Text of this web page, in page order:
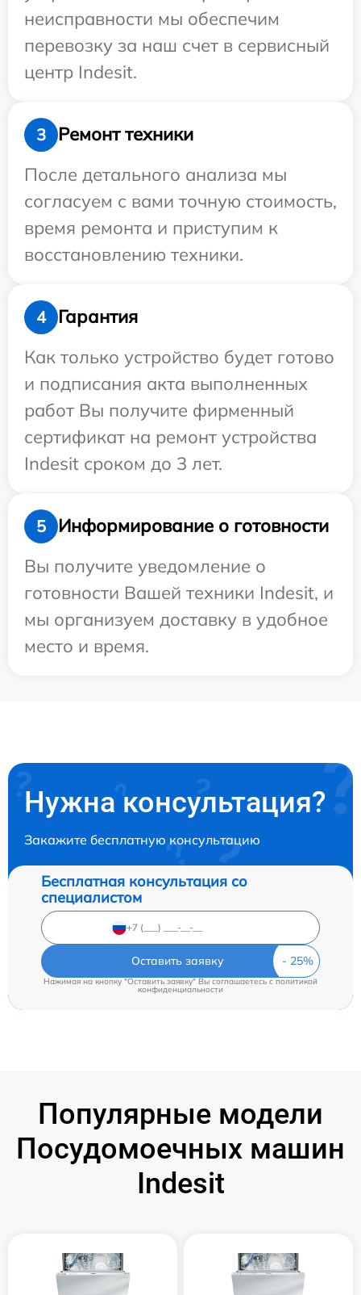
неисправности мы обеспечим
перевозку за наш счет в сервисный
центр Indesit.
3
Ремонт техники
После детального анализа мы
согласуем с вами точную стоимость,
время ремонта и приступим к
восстановлению техники.
4
Гарантия
Как только устройство будет готово
и подписания акта выполненных
работ Вы получите фирменный
сертификат на ремонт устройства
Indesit сроком до 3 лет.
5
Информирование о готовности
Вы получите уведомление о
готовности Вашей техники Indesit, и
мы организуем доставку в удобное
место и время.
Нужна консультация?
Закажите бесплатную консультацию
Бесплатная консультация со
специалистом
Оставить заявку
Нажимая на кнопку "Оставить заявку" Вы соглашаетесь cполитикой
конфиденциальности
Популярные модели
Посудомоечных машин
Indesit